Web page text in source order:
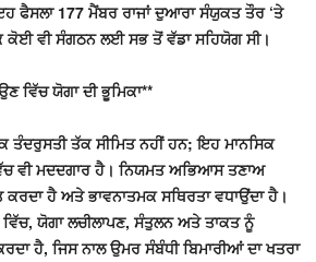
ਫੈਸਲਾ 177 ਮੈਂਬਰ ਰਾਜਾਂ ਦੁਆਰਾ ਸੰਯੁਕਤ ਤੌਰ ‘ਤੇ
ਕੋਈ ਵੀ ਸੰਗਠਨ ਲਈ ਸਭ ਤੋਂ ਵੱਡਾ ਸਹਿਯੋਗ ਸੀ।
ਵਿੱਚ ਯੋਗਾ ਦੀ ਭੂਮਿਕਾ**
ਤੰਦਰੁਸਤੀ ਤੱਕ ਸੀਮਿਤ ਨਹੀਂ ਹਨ; ਇਹ ਮਾਨਸਿਕ
ਵੀ ਮਦਦਗਾਰ ਹੈ। ਨਿਯਮਤ ਅਭਿਆਸ ਤਣਾਅ
ਹੈ ਅਤੇ ਭਾਵਨਾਤਮਕ ਸਥਿਰਤਾ ਵਧਾਉਂਦਾ ਹੈ।
ਯੋਗਾ ਲਚੀਲਾਪਣ, ਸੰਤੁਲਨ ਅਤੇ ਤਾਕਤ ਨੂੰ
ਹੈ, ਜਿਸ ਨਾਲ ਉਮਰ ਸੰਬੰਧੀ ਬਿਮਾਰੀਆਂ ਦਾ ਖਤਰਾ